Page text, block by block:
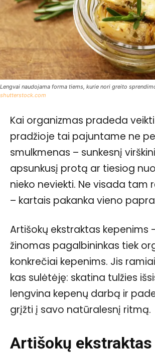
Lengvai naudojama forma tiems, kurie nori greito
shutterstock.com
Kai organizmas pradeda
pradžioje tai pajuntame ne
smulkmenas – sunkesnį
apsunkusį protą ar tiesiog
nieko neviekti. Ne visada tam
– kartais pakanka vieno
Artišokų ekstraktas kepenims
žinomas pagalbininkas tiek
konkrečiai kepenims. Jis
kas sulėtėję: skatina tulžies
lengvina kepenų darbą ir
grįžti į savo natūralesnį ritmą.
Artišokų